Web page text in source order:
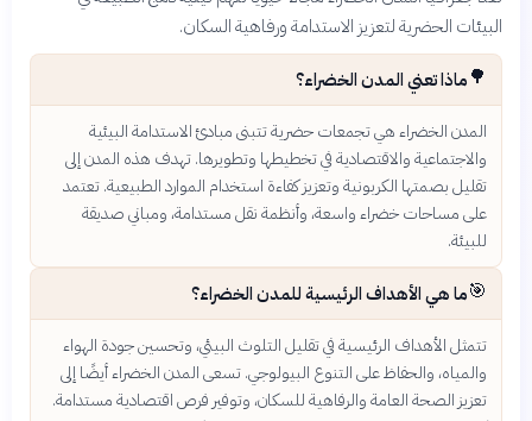
البيئات الحضرية لتعزيز الاستدامة ورفاهية السكان.
🌳ماذا تعني المدن الخضراء؟
المدن الخضراء هي تجمعات حضرية تتبنى مبادئ الاستدامة البيئية
والاجتماعية والاقتصادية في تخطيطها وتطويرها. تهدف هذه المدن إلى
تقليل بصمتها الكربونية وتعزيز كفاءة استخدام الموارد الطبيعية. تعتمد
على مساحات خضراء واسعة، وأنظمة نقل مستدامة، ومباني صديقة
للبيئة.
🎯ما هي الأهداف الرئيسية للمدن الخضراء؟
تتمثل الأهداف الرئيسية في تقليل التلوث البيئي، وتحسين جودة الهواء
والمياه، والحفاظ على التنوع البيولوجي. تسعى المدن الخضراء أيضًا إلى
تعزيز الصحة العامة والرفاهية للسكان، وتوفير فرص اقتصادية مستدامة.